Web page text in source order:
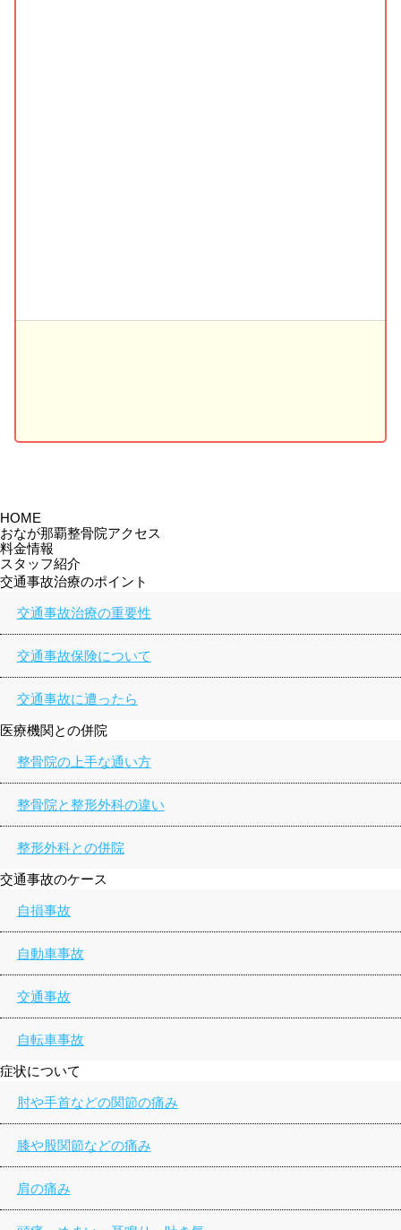
HOME
おなが那覇整骨院アクセス
料金情報
スタッフ紹介
交通事故治療のポイント
交通事故治療の重要性
交通事故保険について
交通事故に遭ったら
医療機関との併院
整骨院の上手な通い方
整骨院と整形外科の違い
整形外科との併院
交通事故のケース
自損事故
自動車事故
交通事故
自転車事故
症状について
肘や手首などの関節の痛み
膝や股関節などの痛み
肩の痛み